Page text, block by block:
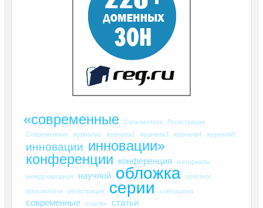
«современные Оргкомитете
Регистрация
Современные
журнала1 журнала2 журнала3 журнала4 журнала5
инновации инновации»
конференции
конференция материалы
международная научной обложка оргвзнос
оргкомитете регистрация серии совершена
современные ссылки статьи